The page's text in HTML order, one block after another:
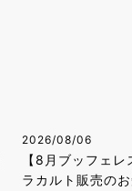
2026/08/06
【8月ブッフェ
ラカルト販売の